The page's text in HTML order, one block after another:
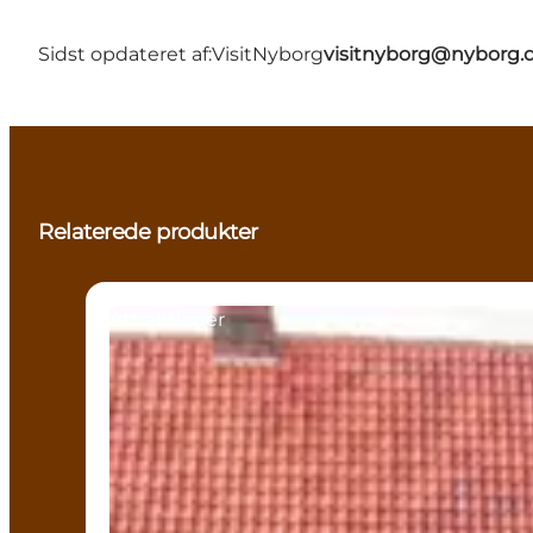
Sidst opdateret af:VisitNyborg
Relaterede produkter
Attraktioner